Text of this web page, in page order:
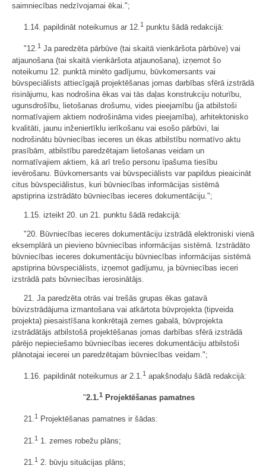
saimniecības nedzīvojamai ēkai.";
1.14. papildināt noteikumus ar 12.1 punktu šādā redakcijā:
"12.1 Ja paredzēta pārbūve (tai skaitā vienkāršota pārbūve) vai
atjaunošana (tai skaitā vienkāršota atjaunošana), izņemot šo
noteikumu 12. punktā minēto gadījumu, būvkomersants vai
būvspeciālists attiecīgajā projektēšanas jomas darbības sfērā izstrādā
risinājumu, kas nodrošina ēkas vai tās daļas konstrukciju noturību,
ugunsdrošību, lietošanas drošumu, vides pieejamību (ja atbilstoši
normatīvajiem aktiem nodrošināma vides pieejamība), arhitektonisko
kvalitāti, jaunu inženiertīklu ierīkošanu vai esošo pārbūvi, lai
nodrošinātu būvniecības ieceres un ēkas atbilstību normatīvo aktu
prasībām, atbilstību paredzētajam lietošanas veidam un
normatīvajiem aktiem, kā arī trešo personu īpašuma tiesību
ievērošanu. Būvkomersants vai būvspeciālists var papildus pieaicināt
citus būvspeciālistus, kuri būvniecības informācijas sistēmā
apstiprina izstrādāto būvniecības ieceres dokumentāciju.";
1.15. izteikt 20. un 21. punktu šādā redakcijā:
"20. Būvniecības ieceres dokumentāciju izstrādā elektroniski vienā
eksemplārā un pievieno būvniecības informācijas sistēmā. Izstrādāto
būvniecības ieceres dokumentāciju būvniecības informācijas sistēmā
apstiprina būvspeciālists, izņemot gadījumu, ja būvniecības ieceri
izstrādā pats būvniecības ierosinātājs.
21. Ja paredzēta otrās vai trešās grupas ēkas gatavā
būvizstrādājuma izmantošana vai atkārtota būvprojekta (tipveida
projekta) piesaistīšana konkrētajā zemes gabalā, būvprojekta
izstrādātājs atbilstošā projektēšanas jomas darbības sfērā izstrādā
pārējo nepieciešamo būvniecības ieceres dokumentāciju atbilstoši
plānotajai iecerei un paredzētajam būvniecības veidam.";
1.16. papildināt noteikumus ar 2.1.1 apakšnodaļu šādā redakcijā:
"2.1.1 Projektēšanas pamatnes
21.1 Projektēšanas pamatnes ir šādas:
21.1 1. zemes robežu plāns;
21.1 2. būvju situācijas plāns;